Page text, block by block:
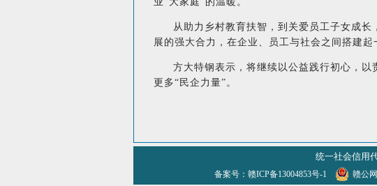
从助力乡村教育扶智，到关爱员工子女成
展的强大合力，在企业、员工与社会之间搭建起
方大特钢表示，将继续以公益践行初心，
更多“民企力量”。
统一社会信用
备案号：赣ICP备13004853号-1 赣公